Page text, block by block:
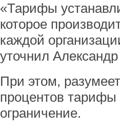
«Тарифы
которое
каждой
уточнил
При этом,
процентов тарифы
ограничение.